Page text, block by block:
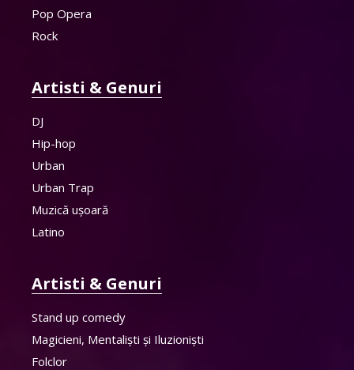
Pop Opera
Rock
Artisti & Genuri
DJ
Hip-hop
Urban
Urban Trap
Muzică ușoară
Latino
Artisti & Genuri
Stand up comedy
Magicieni, Mentaliști și Iluzioniști
Folclor